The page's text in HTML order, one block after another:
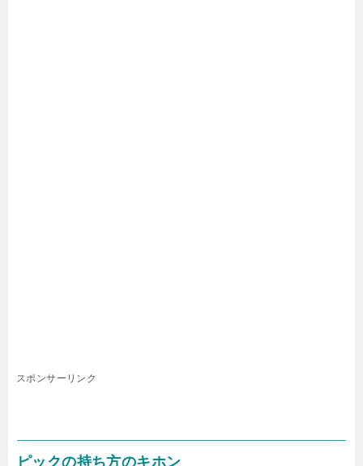
スポンサーリンク
ピックの持ち方のキホン